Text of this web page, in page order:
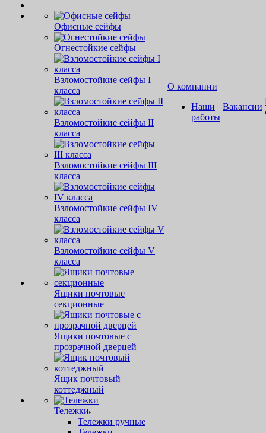
Офисные сейфы
Огнестойкие сейфы
Взломостойкие сейфы I
класса
Взломостойкие сейфы II
класса
Взломостойкие сейфы III
класса
Взломостойкие сейфы IV
класса
Взломостойкие сейфы V
класса
Ящики почтовые
секционные
Ящики почтовые с
прозрачной дверцей
Ящик почтовый
коттеджный
Тележки
Тележки ручные
О компании
Наши
работы
Вакансии